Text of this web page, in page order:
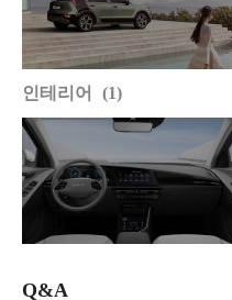
인테리어 1
Q&A